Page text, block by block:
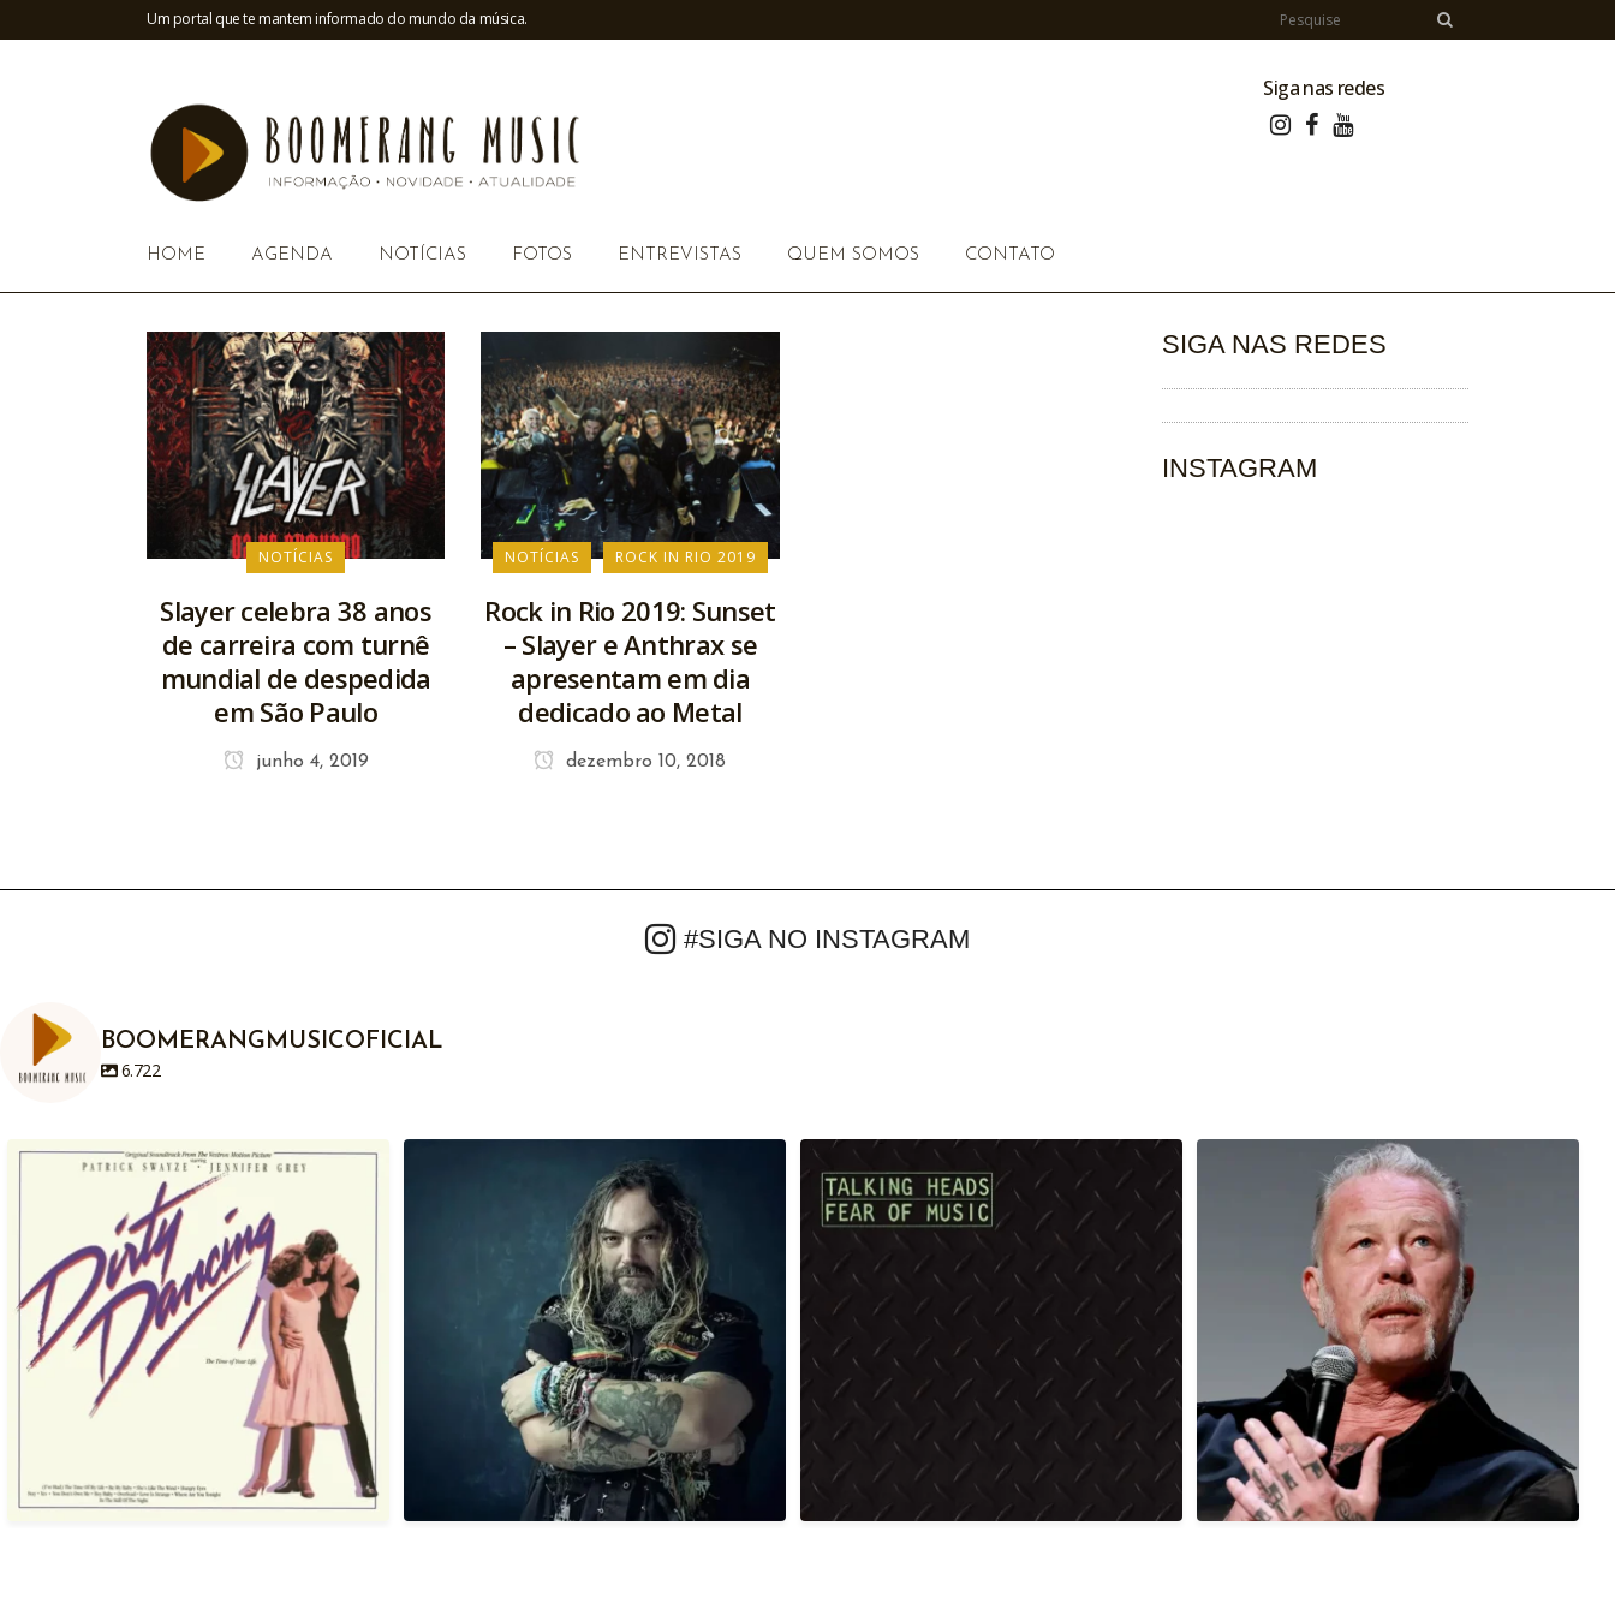
Um portal que te mantem informado do mundo da música.
Siga nas redes
HOME AGENDA NOTÍCIAS FOTOS ENTREVISTAS QUEM SOMOS CONTATO
NOTÍCIAS
Slayer celebra 38 anos
de carreira com turnê
mundial de despedida
em São Paulo
junho 4, 2019
NOTÍCIAS ROCK IN RIO 2019
Rock in Rio 2019: Sunset
– Slayer e Anthrax se
apresentam em dia
dedicado ao Metal
dezembro 10, 2018
SIGA NAS REDES
INSTAGRAM
#SIGA NO INSTAGRAM
BOOMERANGMUSICOFICIAL
6.722
Em 04/08/1987, há exatamente anos atrás
era
1 0
Hoje, 04/08, é aniversário do cantor,
compositor...
1 0
Em 03/08/1979, há exatamente 47 anos atrás
era
2
Hoje, 03/08, é aniversário do cantor,
compositor,...
0 0